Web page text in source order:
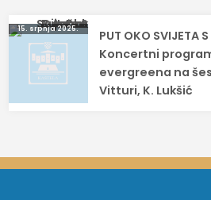
15. srpnja 2025.
PUT OKO SVIJETA
Koncertni
evergreena na
Vitturi, K. Lukšić